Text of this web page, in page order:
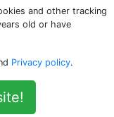
and other tracking
old or have
Privacy policy.